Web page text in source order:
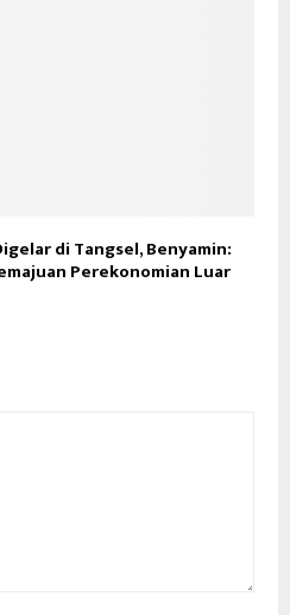
di Tangsel, Benyamin:
Perekonomian Luar